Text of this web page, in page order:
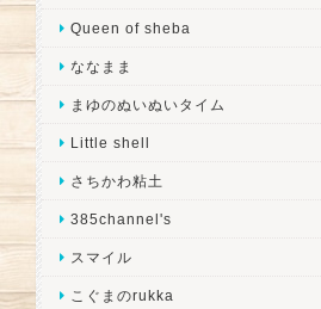
Queen of sheba
ななまま
まゆのぬいぬいタイム
Little shell
さちかわ粘土
385channel's
スマイル
こぐまのrukka